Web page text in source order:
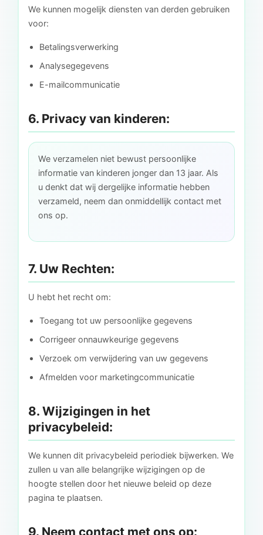
We kunnen mogelijk diensten van derden gebruiken
voor:
Betalingsverwerking
Analysegegevens
E-mailcommunicatie
6. Privacy van kinderen:
We verzamelen niet bewust persoonlijke
informatie van kinderen jonger dan 13 jaar. Als
u denkt dat wij dergelijke informatie hebben
verzameld, neem dan onmiddellijk contact met
ons op.
7. Uw Rechten:
U hebt het recht om:
Toegang tot uw persoonlijke gegevens
Corrigeer onnauwkeurige gegevens
Verzoek om verwijdering van uw gegevens
Afmelden voor marketingcommunicatie
8. Wijzigingen in het
privacybeleid:
We kunnen dit privacybeleid periodiek bijwerken. We
zullen u van alle belangrijke wijzigingen op de
hoogte stellen door het nieuwe beleid op deze
pagina te plaatsen.
9. Neem contact met ons op: